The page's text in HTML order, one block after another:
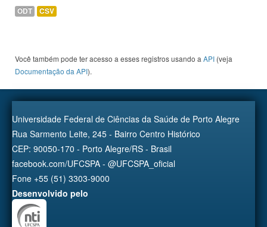
ODT CSV
Você também pode ter acesso a esses registros usando a API (veja
Documentação da API).
Universidade Federal de Ciências da Saúde de Porto Alegre
Rua Sarmento Leite, 245 - Bairro Centro Histórico
CEP: 90050-170 - Porto Alegre/RS - Brasil
facebook.com/UFCSPA - @UFCSPA_oficial
Fone +55 (51) 3303-9000
Desenvolvido pelo